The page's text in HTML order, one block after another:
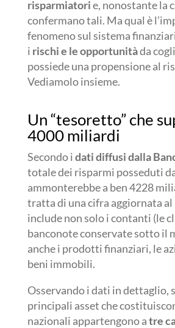
risparmiatorie, nonostante la
confermano tali. Ma qual è
fenomeno sul sistema
i rischi e le opportunitàda
possiede una propensione al
Vediamolo insieme.
Un “tesoretto” che
4000 miliardi
Secondo idati diffusi dalla
totale dei risparmi posseduti
ammonterebbe a ben 4228
tratta di una cifra aggiornata al
include non solo i contanti (le
banconote conservate sotto il
anche i prodotti finanziari, le
beni immobili.
Osservando i dati in dettaglio,
principali asset che
nazionali appartengono atre